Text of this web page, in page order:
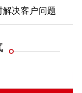
决客户问题